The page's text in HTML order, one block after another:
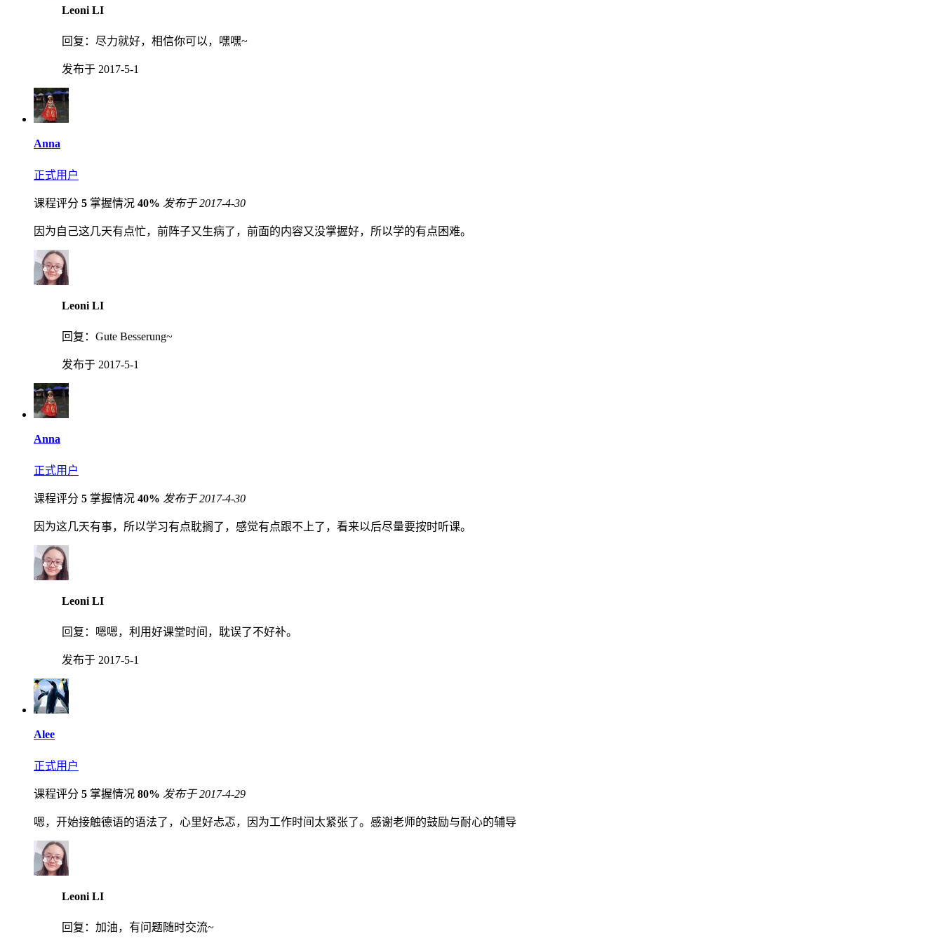
Leoni LI
回复： 尽力就好，相信你可以，嘿嘿~
发布于 2017-5-1
Anna
正式用户
课程评分 5 掌握情况 40% 发布于 2017-4-30
因为自己这几天有点忙，前阵子又生病了，前面的内容又没掌握好，所以学的有点困难。
Leoni LI
回复： Gute Besserung~
发布于 2017-5-1
Anna
正式用户
课程评分 5 掌握情况 40% 发布于 2017-4-30
因为这几天有事，所以学习有点耽搁了，感觉有点跟不上了，看来以后尽量要按时听课。
Leoni LI
回复： 嗯嗯，利用好课堂时间，耽误了不好补。
发布于 2017-5-1
Alee
正式用户
课程评分 5 掌握情况 80% 发布于 2017-4-29
嗯，开始接触德语的语法了，心里好忐忑，因为工作时间太紧张了。感谢老师的鼓励与耐心的辅导
Leoni LI
回复： 加油，有问题随时交流~